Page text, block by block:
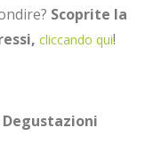
Scoprite la
cliccando qui!
Degustazioni